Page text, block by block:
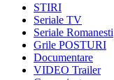
STIRI
Seriale TV
Seriale Romanesti
Grile POSTURI
Documentare
VIDEO Trailer